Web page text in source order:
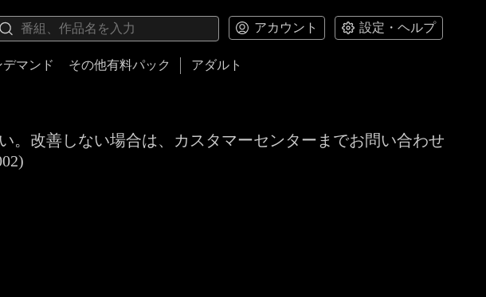
アカウント 設定・ヘルプ
マンド その他有料パック アダルト
。改善しない場合は、カスタマーセンターまでお問い合わせ